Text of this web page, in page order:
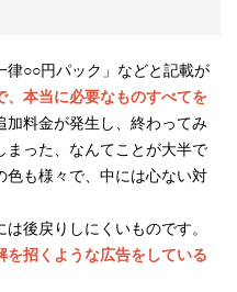
律○○円パック」などと記載が
、本当に必要なものすべてを
加料金が発生し、終わってみ
まった、なんてことが大半で
色も様々で、中には心ない対
後戻りしにくいものです。
を招くような広告をしている